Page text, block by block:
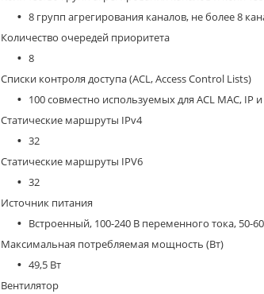
8 групп агрегирования каналов, не более 8
Количество очередей приоритета
8
Списки контроля доступа (ACL, Access Control Lists)
100 совместно используемых для ACL MAC, IP
Статические маршруты IPv4
32
Статические маршруты IPV6
32
Источник питания
Встроенный, 100-240 В переменного тока, 50-
Максимальная потребляемая мощность (Вт)
49,5 Вт
Вентилятор